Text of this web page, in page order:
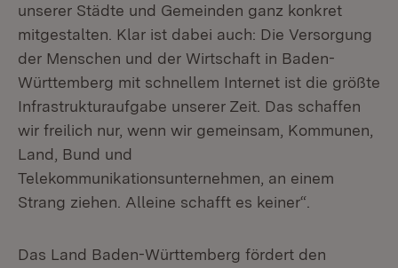
unserer Städte und Gemeinden ganz konkret
mitgestalten. Klar ist dabei auch: Die Versorgung
der Menschen und der Wirtschaft in Baden-
Württemberg mit schnellem Internet ist die größte
Infrastrukturaufgabe unserer Zeit. Das schaffen
wir freilich nur, wenn wir gemeinsam, Kommunen,
Land, Bund und
Telekommunikationsunternehmen, an einem
Strang ziehen. Alleine schafft es keiner“.
Das Land Baden-Württemberg fördert den